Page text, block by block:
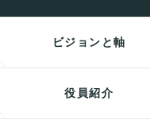
ビジョンと軸
役員紹介